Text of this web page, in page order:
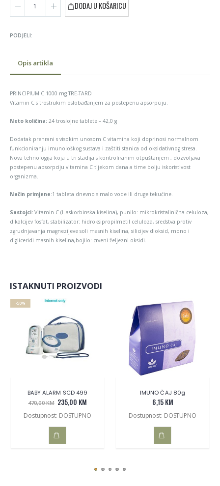
DODAJ U KOŠARICU
PODJELI:
Opis artikla
PRINCIPIUM C 1000 mg TRE-TARD
Vitamin C s trostrukim oslobađanjem za postepenu apsorpciju.
Neto količina: 24 troslojne tablete – 42,0 g
Dodatak prehrani s visokim unosom C vitamina koji doprinosi normalnom
funkcioniranju imunološkog sustava i zaštiti stanica od oksidativnog stresa.
Nova tehnologija koja u tri stadija s kontroliranim otpuštanjem , dozvoljava
postepenu apsorpciju vitamina C tijekom dana a time bolju iskoristivost
organizma.
Način primjene:1 tableta dnevno s malo vode ili druge tekućine.
Sastojci: Vitamin C (L-askorbinska kiselina), punilo: mikrokristalinična celuloza,
dikalcijev fosfat, stabilizator: hidroksipropilmetil celuloza, sredstva protiv
zgrudnjavanja magnezijeve soli masnih kiselina, silicijev dioksid, mono i
digliceridi masnih kiselina,bojilo: crveni željezni oksidi.
ISTAKNUTI PROIZVODI
BABY ALARM SCD 499
470,00 KM 235,00 KM
-50%
Dostupnost: DOSTUPNO
IMUNO ČAJ 80g
6,15 KM
Dostupnost: DOSTUPNO